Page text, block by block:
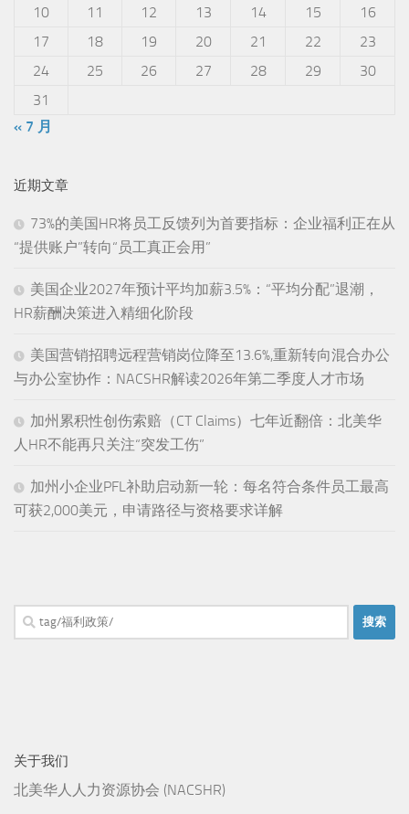
10
11 12 13 14 15
16
17
18 19 20 21 22
23
24
25 26 27 28 29
30
31
« 7 月
近期文章
73%的美国HR将员工反馈列为首要指标：企业福利正在从
“提供账户”转向“员工真正会用”
美国企业2027年预计平均加薪3.5%：“平均分配”退潮，
HR薪酬决策进入精细化阶段
美国营销招聘远程营销岗位降至13.6%,重新转向混合办公
与办公室协作：NACSHR解读2026年第二季度人才市场
加州累积性创伤索赔（CT Claims）七年近翻倍：北美华
人HR不能再只关注“突发工伤”
加州小企业PFL补助启动新一轮：每名符合条件员工最高
可获2,000美元，申请路径与资格要求详解
搜
索：
关于我们
北美华人人力资源协会 (NACSHR)